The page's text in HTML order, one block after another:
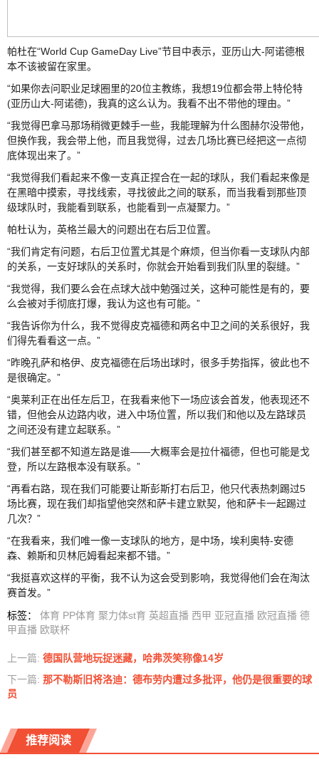
帕杜在“World Cup GameDay Live”节目中表示， 亚历山大-阿诺德根
本不该被留在家里。
“如果你去问职业足球圈里的20位主教练，我想19位都会带上特伦特
(亚历山大-阿诺德)，我真的这么认为。我看不出不带他的理由。”
“我觉得巴拿马那场稍微更棘手一些，我能理解为什么图赫尔没带他，
但换作我，我会带上他，而且我觉得，过去几场比赛已经把这一点彻
底体现出来了。”
“我觉得我们看起来不像一支真正捏合在一起的球队，我们看起来像是
在黑暗中摸索，寻找线索，寻找彼此之间的联系，而当我看到那些顶
级球队时，我能看到联系，也能看到一点凝聚力。”
帕杜认为，英格兰最大的问题出在右后卫位置。
“我们肯定有问题，右后卫位置尤其是个麻烦，但当你看一支球队内部
的关系，一支好球队的关系时，你就会开始看到我们队里的裂缝。”
“我觉得，我们要么会在点球大战中勉强过关，这种可能性是有的，要
么会被对手彻底打爆，我认为这也有可能。”
“我告诉你为什么，我不觉得皮克福德和两名中卫之间的关系很好，我
们得先看看这一点。”
“昨晚孔萨和格伊、皮克福德在后场出球时，很多手势指挥，彼此也不
是很确定。”
“奥莱利正在出任左后卫，在我看来他下一场应该会首发，他表现还不
错，但他会从边路内收，进入中场位置，所以我们和他以及左路球员
之间还没有建立起联系。”
“我们甚至都不知道左路是谁——大概率会是拉什福德，但也可能是戈
登，所以左路根本没有联系。”
“再看右路，现在我们可能要让斯彭斯打右后卫，他只代表热刺踢过5
场比赛，现在我们却指望他突然和萨卡建立默契，他和萨卡一起踢过
几次？”
“在我看来，我们唯一像一支球队的地方，是中场，埃利奥特-安德
森、赖斯和贝林厄姆看起来都不错。”
“我挺喜欢这样的平衡，我不认为这会受到影响，我觉得他们会在淘汰
赛首发。”
标签： 体育 PP体育 聚力体st育 英超直播 西甲 亚冠直播 欧冠直播 德
甲直播 欧联杯
上一篇: 德国队营地玩捉迷藏，哈弗茨笑称像14岁
下一篇: 那不勒斯旧将洛迪：德布劳内遭过多批评，他仍是很重要的球
员
推荐阅读